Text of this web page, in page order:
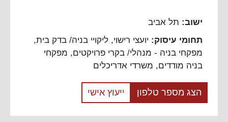
ישוב: תל אביב
תחומי עיסוק: יועצי רישוי, ליקויי בניה/ בדק בית,
מפקחי בניה - מנהלי/ בקרי פרויקטים, מפקחי
בניה מודדים, משרדי אדריכלים
הצג מספר טלפון ייעוץ אישי